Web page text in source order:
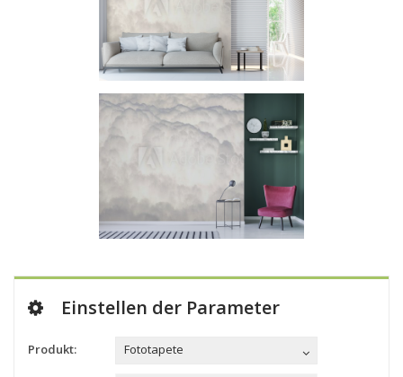
Einstellen der Parameter
Produkt: Fototapete